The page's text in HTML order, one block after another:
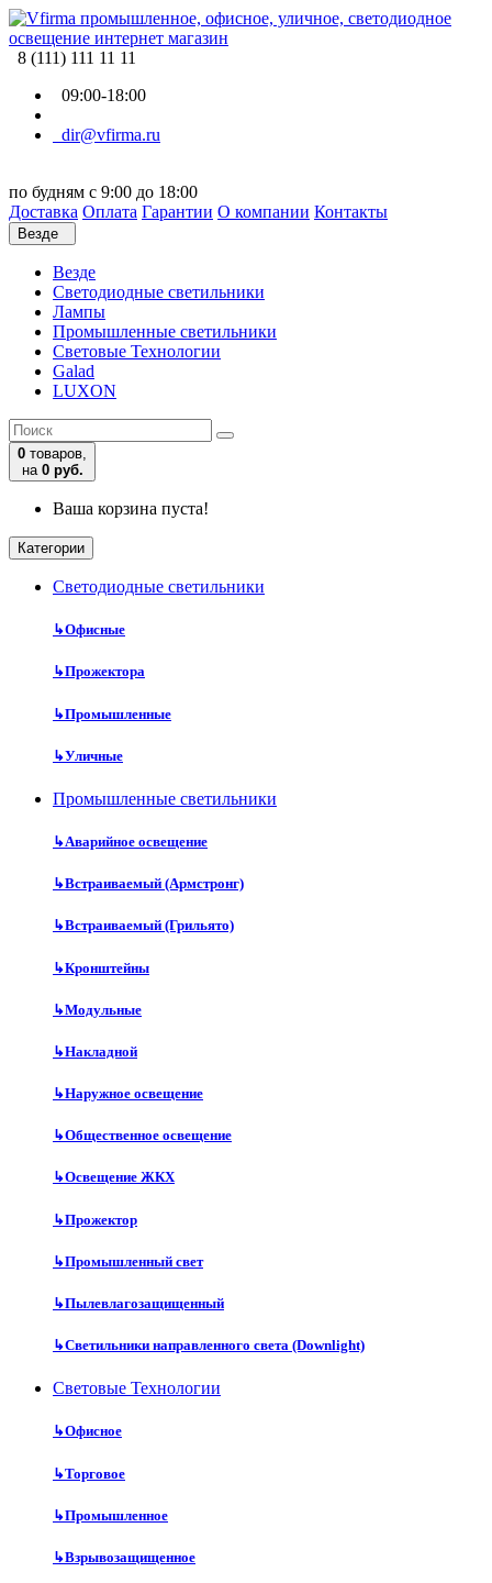
8 (111) 111 11 11
09:00-18:00
dir@vfirma.ru
по будням с 9:00 до 18:00
Доставка Оплата Гарантии О компании Контакты
Везде
Везде
Cветодиодные светильники
Лампы
Промышленные светильники
Световые Технологии
Galad
LUXON
0 товаров,
на 0 руб.
Ваша корзина пуста!
Категории
Cветодиодные светильники
↳Офисные
↳Прожектора
↳Промышленные
↳Уличные
Промышленные светильники
↳Аварийное освещение
↳Встраиваемый (Армстронг)
↳Встраиваемый (Грильято)
↳Кронштейны
↳Модульные
↳Накладной
↳Наружное освещение
↳Общественное освещение
↳Освещение ЖКХ
↳Прожектор
↳Промышленный свет
↳Пылевлагозащищенный
↳Светильники направленного света (Downlight)
Световые Технологии
↳Офисное
↳Торговое
↳Промышленное
↳Взрывозащищенное